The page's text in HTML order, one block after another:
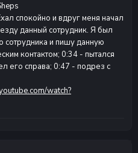
спокойно и вдруг меня начал
данный сотрудник. Я был
сотрудника и пишу данную
контактом; 0:34 - пытался
его справа; 0:47 - подрез с
watch?